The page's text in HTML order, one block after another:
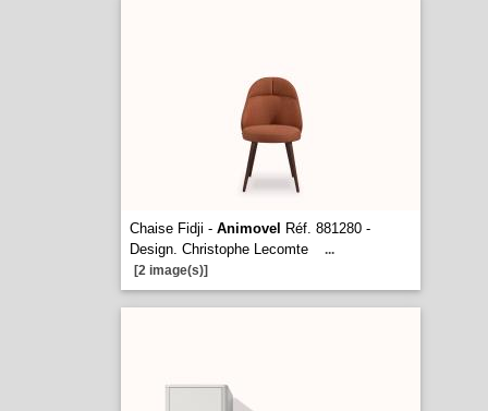
Chaise Fidji - Animovel
Réf. 881280 -
Design. Christophe Lecomte
...
[2 image(s)]